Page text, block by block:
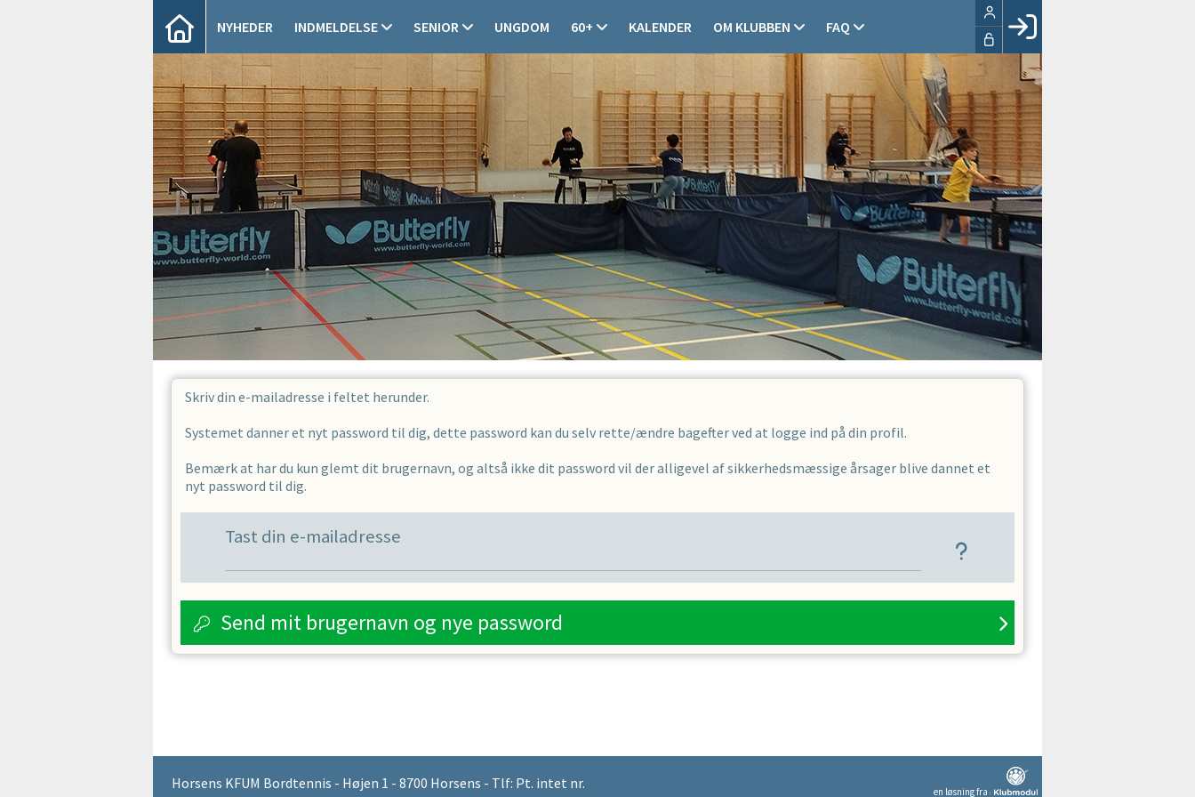
NYHEDER INDMELDELSE SENIOR UNGDOM 60+ KALENDER OM KLUBBEN FAQ
Facebook login
Husk mig
Glemt password
Opret profil
LOG IND
Skriv din e-mailadresse i feltet herunder.
Systemet danner et nyt password til dig, dette password kan du selv rette/ændre bagefter ved at logge ind på din profil.
Bemærk at har du kun glemt dit brugernavn, og altså ikke dit password vil der alligevel af sikkerhedsmæssige årsager blive dannet et
nyt password til dig.
Tast din e-mailadresse
Send mit brugernavn og nye password
Horsens KFUM Bordtennis - Højen 1 - 8700 Horsens - Tlf: Pt. intet nr. en løsning fra